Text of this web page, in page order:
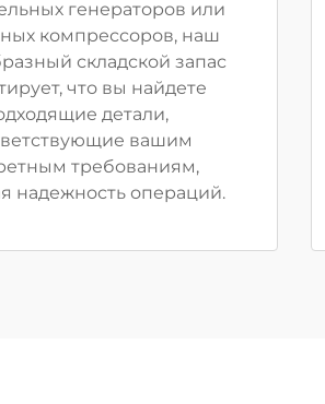
генераторов или
компрессоров, наш
складской запас
что вы найдете
детали,
вашим
требованиям,
надежность операций.